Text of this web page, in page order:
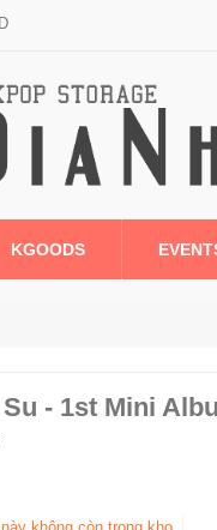
KGOODS
- 1st Mini